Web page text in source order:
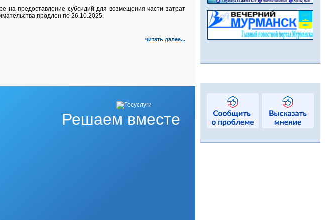
на предоставление субсидий для возмещения части затрат
продлен по 26.10.2025.
читать далее...
Решаем вместе